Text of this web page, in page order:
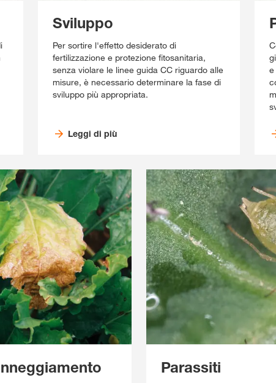
Sviluppo
Per sortire l'effetto desiderato di
fertilizzazione e protezione fitosanitaria,
senza violare le linee guida CC riguardo alle
misure, è necessario determinare la fase di
sviluppo più appropriata.
Leggi di più
e
Parassiti